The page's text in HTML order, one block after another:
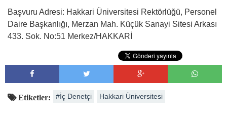
Başvuru Adresi: Hakkari Üniversitesi Rektörlüğü, Personel
Daire Başkanlığı, Merzan Mah. Küçük Sanayi Sitesi Arkası
433. Sok. No:51 Merkez/HAKKARİ
Etiketler: #İç Denetçi Hakkari Üniversitesi